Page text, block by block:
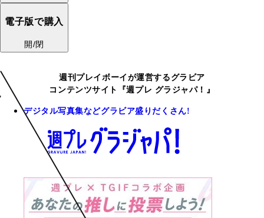
電子版で購入
開/閉
週刊プレイボーイが運営するグラビア
コンテンツサイト『週プレ グラジャパ！』
デジタル写真集などグラビア盛りだくさん!